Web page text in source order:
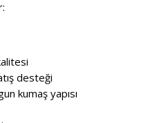
desteği
kumaş yapısı